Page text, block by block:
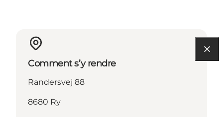
Comment s’y rendre
Randersvej 88
8680 Ry